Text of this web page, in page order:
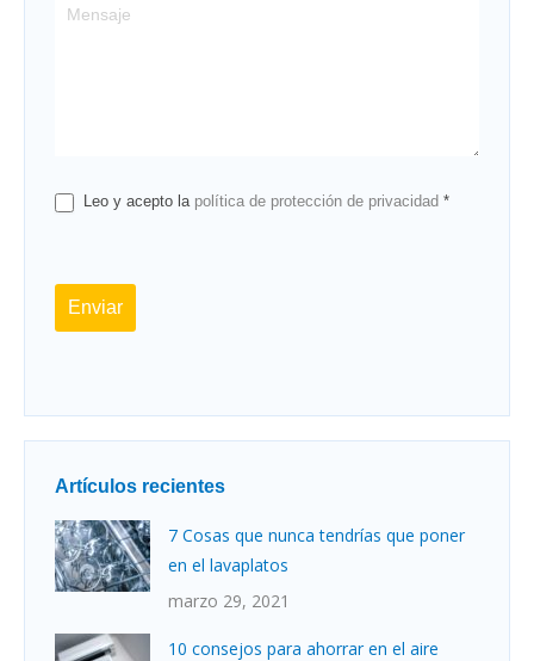
Leo y acepto la política de protección de privacidad *
Enviar
Artículos recientes
7 Cosas que nunca tendrías que poner
en el lavaplatos
marzo 29, 2021
10 consejos para ahorrar en el aire